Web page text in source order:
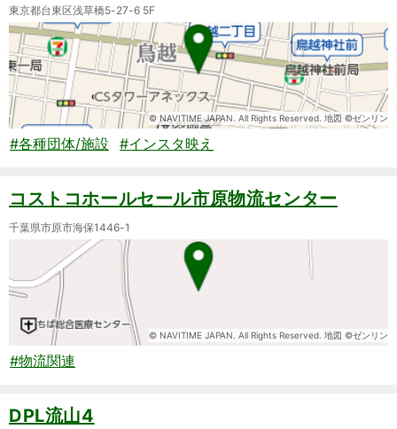
東京都台東区浅草橋5-27-6 5F
© NAVITIME JAPAN. All Rights Reserved. 地図 ©ゼンリン
#各種団体/施設 #インスタ映え
コストコホールセール市原物流センター
千葉県市原市海保1446-1
© NAVITIME JAPAN. All Rights Reserved. 地図 ©ゼンリン
#物流関連
DPL流山4